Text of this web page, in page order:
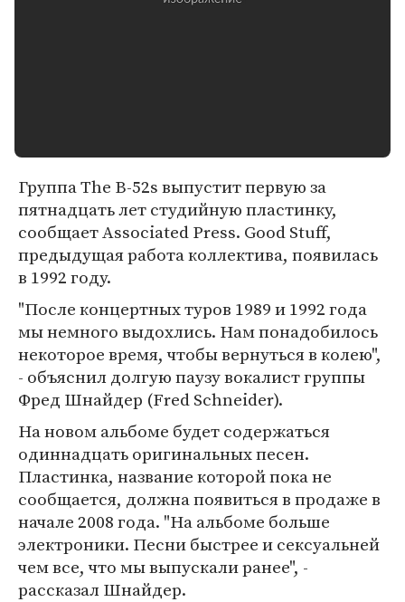
Группа The B-52s выпустит первую за
пятнадцать лет студийную пластинку,
сообщает Associated Press. Good Stuff,
предыдущая работа коллектива, появилась
в 1992 году.
"После концертных туров 1989 и 1992 года
мы немного выдохлись. Нам понадобилось
некоторое время, чтобы вернуться в колею",
- объяснил долгую паузу вокалист группы
Фред Шнайдер (Fred Schneider).
На новом альбоме будет содержаться
одиннадцать оригинальных песен.
Пластинка, название которой пока не
сообщается, должна появиться в продаже в
начале 2008 года. "На альбоме больше
электроники. Песни быстрее и сексуальней
чем все, что мы выпускали ранее", -
рассказал Шнайдер.